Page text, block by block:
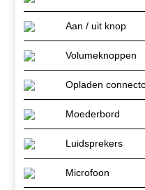
Aan / uit knop
Volumeknoppen
Opladen
Moederbord
Luidsprekers
Microfoon